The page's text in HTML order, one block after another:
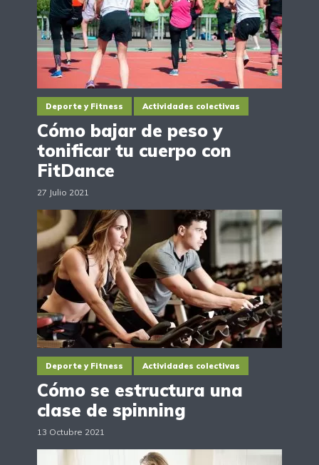
Deporte y Fitness Actividades colectivas
Cómo bajar de peso y
tonificar tu cuerpo con
FitDance
27 Julio 2021
Deporte y Fitness Actividades colectivas
Cómo se estructura una
clase de spinning
13 Octubre 2021